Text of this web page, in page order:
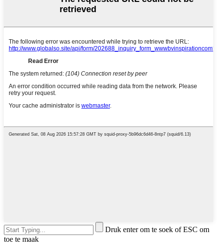
Druk enter om te soek of ESC om
toe te maak